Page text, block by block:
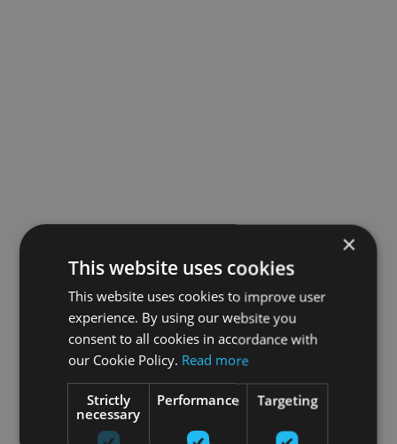
×
This website uses cookies
This website uses cookies to improve user
experience. By using our website you
consent to all cookies in accordance with
our Cookie Policy. Read more
Strictly
necessary
Performance Targeting